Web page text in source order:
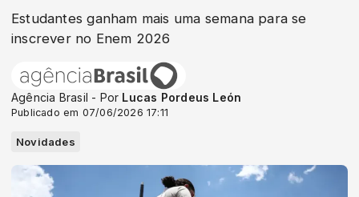
Estudantes ganham mais uma semana para se
inscrever no Enem 2026
Agência Brasil - Por Lucas Pordeus León
Publicado em 07/06/2026 17:11
Novidades